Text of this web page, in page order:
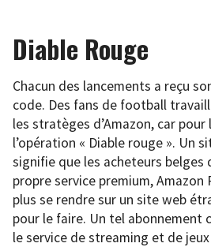
Diable Rouge
Chacun des lancements a reçu
code. Des fans de football
les stratèges d’Amazon, car pour
l’opération « Diable rouge ». Un
signifie que les acheteurs belges
propre service premium,
plus se rendre sur un site web
pour le faire. Un tel abonnement
le service de streaming et de